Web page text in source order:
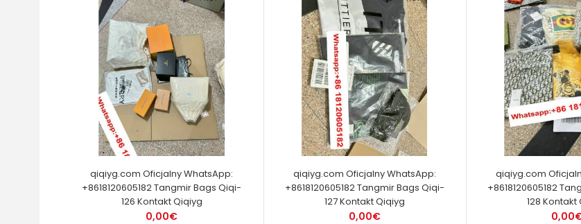
qiqiyg.com Oficjalny WhatsApp:
+8618120605182 Tangmir Bags Qiqi-
126 Kontakt Qiqiyg
0,00€
qiqiyg.com Oficjalny WhatsApp:
+8618120605182 Tangmir Bags Qiqi-
127 Kontakt Qiqiyg
0,00€
qiqiyg.com
+8618120605182
128 Kontakt